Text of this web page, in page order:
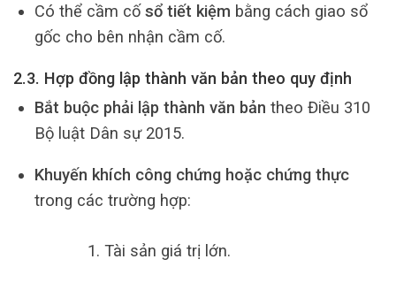
Có thể cầm cốsổ tiết kiệm bằng cách giao sổ
gốc cho bên nhận cầm cố.
2.3. Hợp đồng lập thành văn bản theo quy định
Bắt buộc phải lập thành văn bản theo Điều 310
Bộ luật Dân sự 2015.
Khuyến khích công chứng hoặc chứng thực
trong các trường hợp:
Tài sản giá trị lớn.